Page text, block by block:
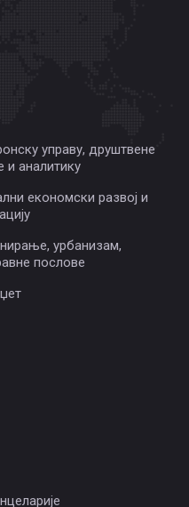
управу, друштвене
и аналитику
економски развој и
урбанизам,
послове